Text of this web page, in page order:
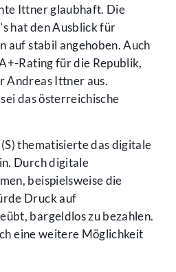
Ittner glaubhaft. Die
hat den Ausblick für
auf stabil angehoben. Auch
Rating für die Republik,
Andreas Ittner aus.
das österreichische
thematisierte das digitale
Durch digitale
beispielsweise die
Druck auf
bargeldlos zu bezahlen.
eine weitere Möglichkeit